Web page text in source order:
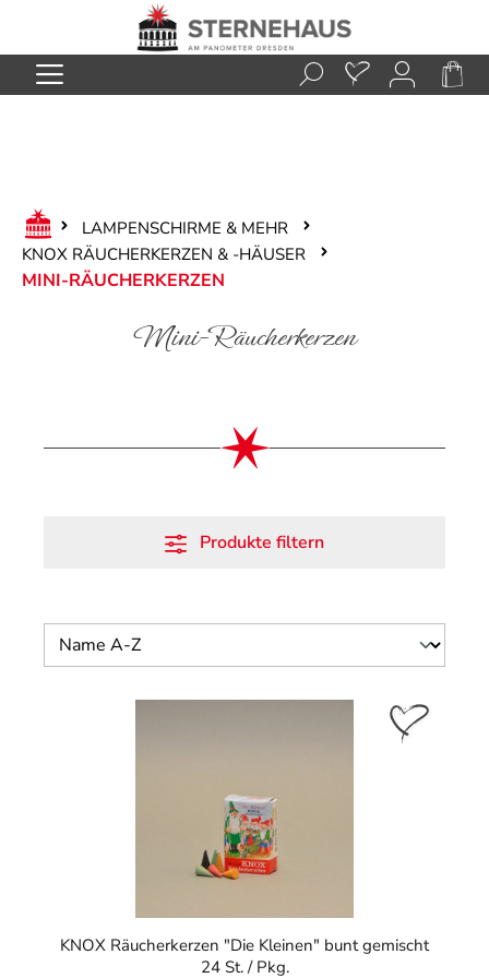
Zum Hauptinhalt springen
LAMPENSCHIRME & MEHR
KNOX RÄUCHERKERZEN & -HÄUSER
MINI-RÄUCHERKERZEN
Mini-Räucherkerzen
Produkte filtern
KNOX Räucherkerzen "Die Kleinen" bunt gemischt
24 St. / Pkg.